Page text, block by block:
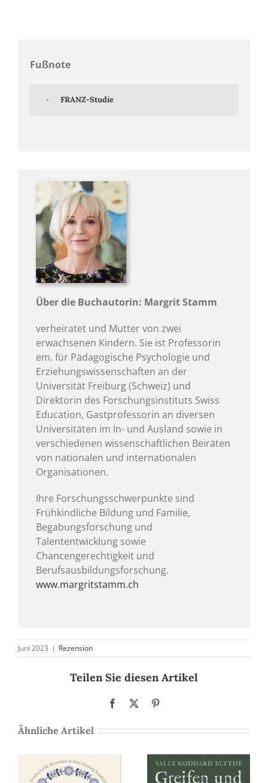
Fußnote
FRANZ-Studie
Über die Buchautorin: Margrit Stamm
verheiratet und Mutter von zwei
erwachsenen Kindern. Sie ist Professorin
em. für Pädagogische Psychologie und
Erziehungswissenschaften an der
Universität Freiburg (Schweiz) und
Direktorin des Forschungsinstituts Swiss
Education, Gastprofessorin an diversen
Universitäten im In- und Ausland sowie in
verschiedenen wissenschaftlichen Beiräten
von nationalen und internationalen
Organisationen.
Ihre Forschungsschwerpunkte sind
Frühkindliche Bildung und Familie,
Begabungsforschung und
Talententwicklung sowie
Chancengerechtigkeit und
Berufsausbildungsforschung.
www.margritstamm.ch
Juni 2023 | Rezension
Teilen Sie diesen Artikel
Facebook
Ähnliche Artikel